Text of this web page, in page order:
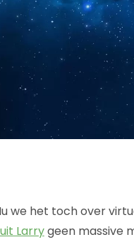
we het toch over
Larrygeen massive